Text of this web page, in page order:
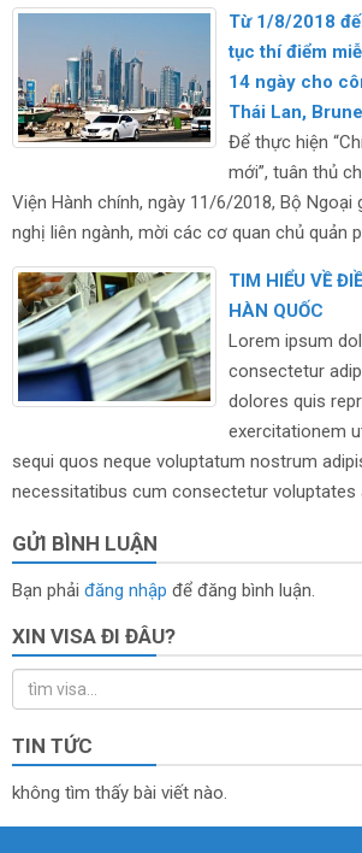
Từ 1/8/2018
tục thí điểm
14 ngày cho
Thái Lan,
Để thực hiện
mới”, tuân thủ
Viện Hành chính, ngày 11/6/2018, Bộ Ngoại
nghị liên ngành, mời các cơ quan chủ quản
TIM HIỂU VỀ
HÀN QUỐC
Lorem ipsum
consectetur
dolores quis
exercitationem
sequi quos neque voluptatum nostrum
necessitatibus cum consectetur voluptates
GỬI BÌNH LUẬN
Bạn phải đăng nhập để đăng bình luận.
XIN VISA ĐI ĐÂU?
TIN TỨC
không tìm thấy bài viết nào.